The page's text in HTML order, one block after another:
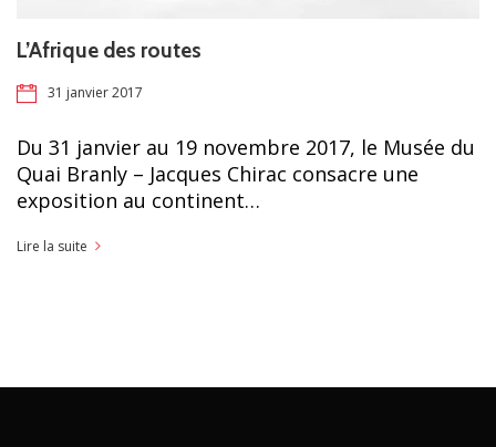
L’Afrique des routes
31 janvier 2017
Du 31 janvier au 19 novembre 2017, le Musée du
Quai Branly – Jacques Chirac consacre une
exposition au continent…
Lire la suite